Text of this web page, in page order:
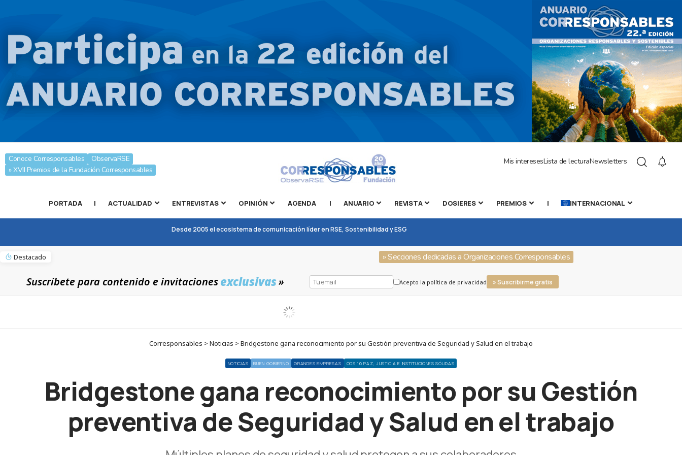
Conoce Corresponsables
ObservaRSE
» XVII Premios de la Fundación Corresponsables
Mis interesesLista de lecturaNewsletters
PORTADA | ACTUALIDAD ENTREVISTAS OPINIÓN AGENDA | ANUARIO REVISTA DOSIERES PREMIOS | INTERNACIONAL
Desde 2005 el ecosistema de comunicación líder en RSE, Sostenibilidad y ESG
Destacado » Secciones dedicadas a Organizaciones Corresponsables
Suscríbete para contenido e invitacionesexclusivas» Acepto la política de privacidad » Suscribirme gratis
Corresponsables > Noticias > Bridgestone gana reconocimiento por su Gestión preventiva de Seguridad y Salud en el trabajo
NOTICIAS BUEN GOBIERNO GRANDES EMPRESAS ODS 16 PAZ, JUSTICIA E INSTITUCIONES SÓLIDAS
Bridgestone gana reconocimiento por su Gestión
preventiva de Seguridad y Salud en el trabajo